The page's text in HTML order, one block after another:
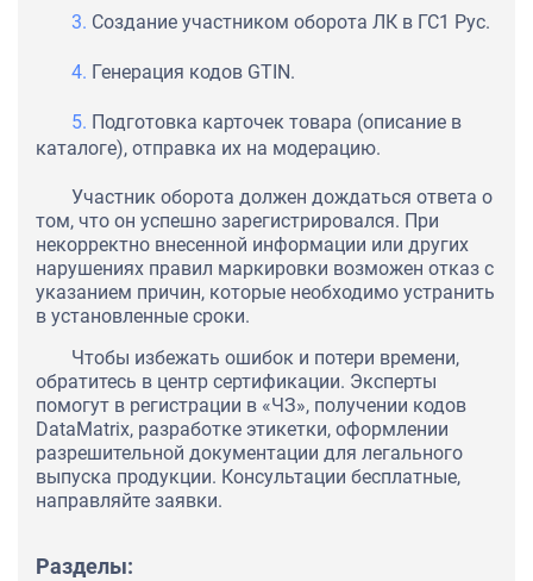
Создание участником оборота ЛК в ГС1 Рус.
Генерация кодов GTIN.
Подготовка карточек товара (описание в
каталоге), отправка их на модерацию.
Участник оборота должен дождаться ответа о
том, что он успешно зарегистрировался. При
некорректно внесенной информации или других
нарушениях правил маркировки возможен отказ с
указанием причин, которые необходимо устранить
в установленные сроки.
Чтобы избежать ошибок и потери времени,
обратитесь в центр сертификации. Эксперты
помогут в регистрации в «ЧЗ», получении кодов
DataMatrix, разработке этикетки, оформлении
разрешительной документации для легального
выпуска продукции. Консультации бесплатные,
направляйте заявки.
Разделы: